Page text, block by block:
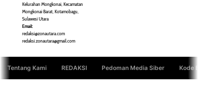
Kelurahan Mongkonai, Kecamatan
Mongkonai Barat, Kotamobagu,
Sulawesi Utara
Email:
redaksi@zonautara.com
redaksi.zonautara@gmail.com
Tentang Kami REDAKSI Pedoman Media Siber Kode Etik